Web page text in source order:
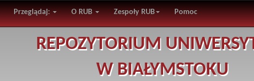
Przeglądaj: O RUB Zespoły RUB Pomoc
REPOZYTORIUM
W BIAŁYMSTOKU